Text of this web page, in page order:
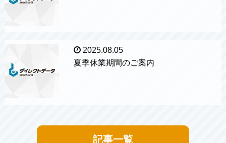
2025.08.05
夏季休業期間のご案内
記事一覧